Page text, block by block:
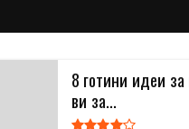
8 готини идеи
ви за...